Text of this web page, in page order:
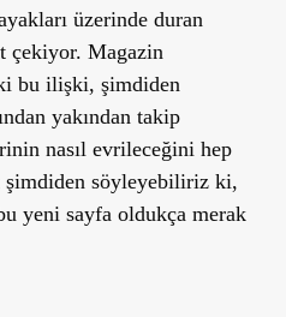
üzerinde duran
çekiyor. Magazin
bu ilişki, şimdiden
yakından takip
nasıl evrileceğini hep
söyleyebiliriz ki,
yeni sayfa oldukça merak